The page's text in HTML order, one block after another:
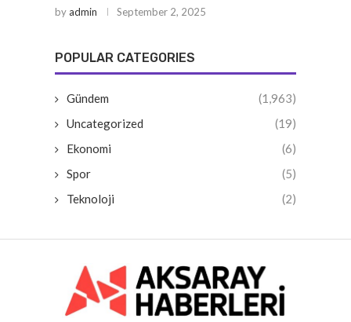
byadmin September 2, 2025
POPULAR CATEGORIES
Gündem
(1,963)
Uncategorized
(19)
Ekonomi
(6)
Spor
(5)
Teknoloji
(2)